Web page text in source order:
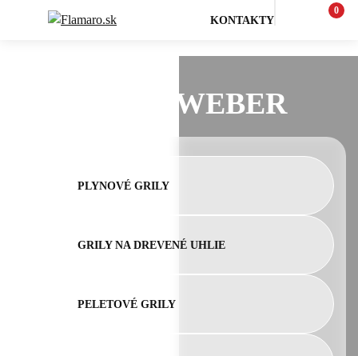
KONTAKTY
0
GRILY WEBER
PLYNOVÉ GRILY
GRILY NA DREVENÉ UHLIE
PELETOVÉ GRILY